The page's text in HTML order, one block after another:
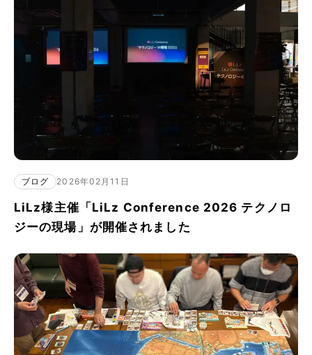
ブログ 2026年02月11日
LiLz様主催「LiLz Conference 2026 テクノロ
ジーの現場」が開催されました